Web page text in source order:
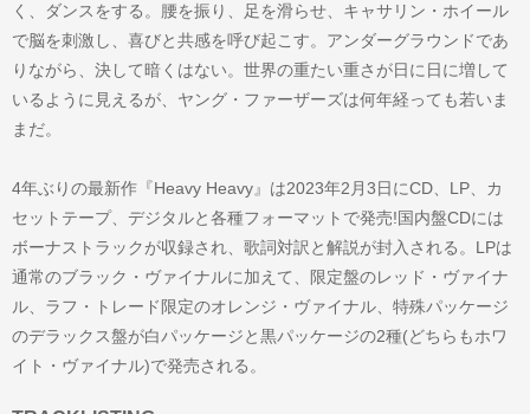
く、ダンスをする。腰を振り、足を滑らせ、キャサリン・ホイール
で脳を刺激し、喜びと共感を呼び起こす。アンダーグラウンドであ
りながら、決して暗くはない。世界の重たい重さが日に日に増して
いるように見えるが、ヤング・ファーザーズは何年経っても若いま
まだ。
4年ぶりの最新作『Heavy Heavy』は2023年2月3日にCD、LP、カ
セットテープ、デジタルと各種フォーマットで発売!国内盤CDには
ボーナストラックが収録され、歌詞対訳と解説が封入される。LPは
通常のブラック・ヴァイナルに加えて、限定盤のレッド・ヴァイナ
ル、ラフ・トレード限定のオレンジ・ヴァイナル、特殊パッケージ
のデラックス盤が白パッケージと黒パッケージの2種(どちらもホワ
イト・ヴァイナル)で発売される。